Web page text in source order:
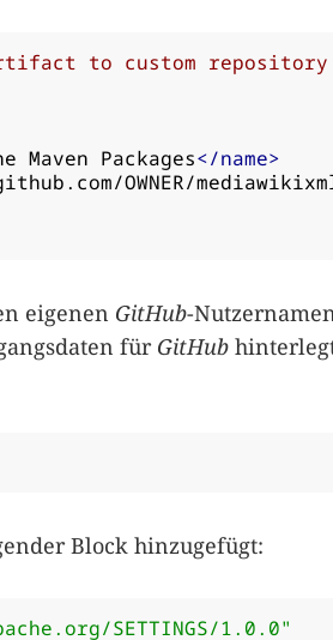
to custom
Maven Packages</name>
OWNER/
eigenen GitHub-
für GitHub
Block hinzugefügt:
SETTINGS/1.0.0"